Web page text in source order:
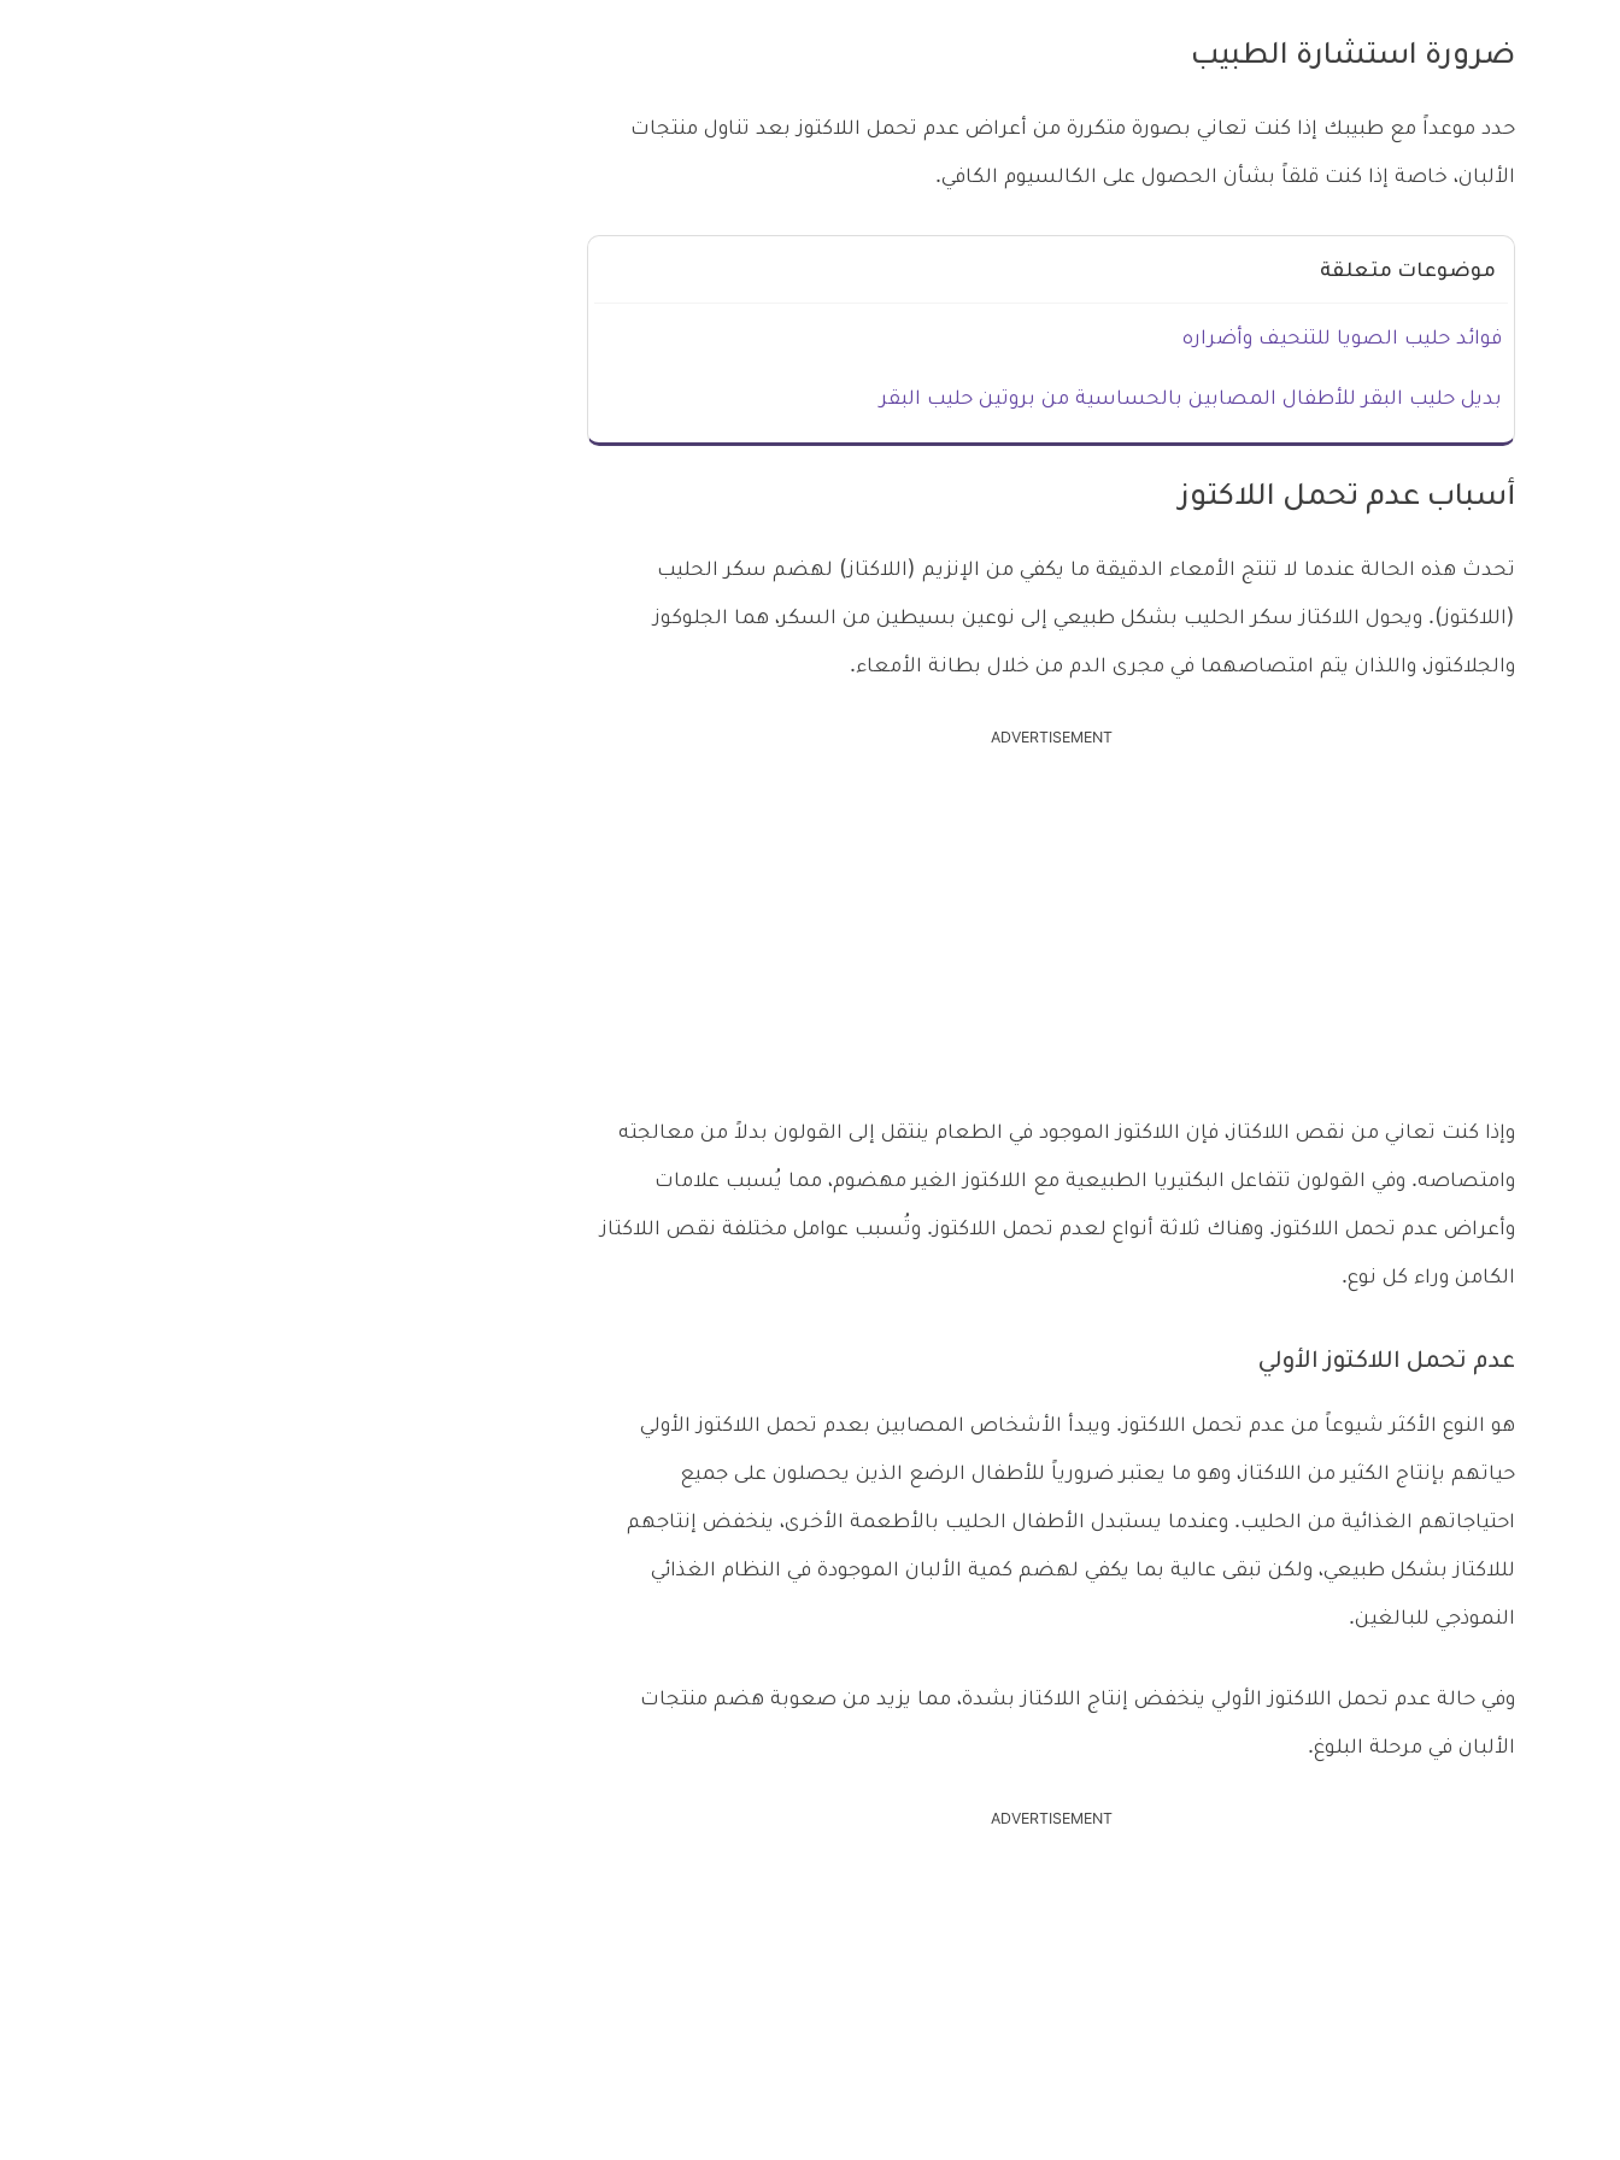
ضرورة استشارة الطبيب
حدد موعداً مع طبيبك إذا كنت تعاني بصورة متكررة من أعراض عدم تحمل اللاكتوز بعد تناول منتجات
الألبان، خاصة إذا كنت قلقاً بشأن الحصول على الكالسيوم الكافي.
موضوعات متعلقة
فوائد حليب الصويا للتنحيف وأضراره
بديل حليب البقر للأطفال المصابين بالحساسية من بروتين حليب البقر
أسباب عدم تحمل اللاكتوز
تحدث هذه الحالة عندما لا تنتج الأمعاء الدقيقة ما يكفي من الإنزيم (اللاكتاز) لهضم سكر الحليب
(اللاكتوز). ويحول اللاكتاز سكر الحليب بشكل طبيعي إلى نوعين بسيطين من السكر، هما الجلوكوز
والجلاكتوز، واللذان يتم امتصاصهما في مجرى الدم من خلال بطانة الأمعاء.
ADVERTISEMENT
وإذا كنت تعاني من نقص اللاكتاز، فإن اللاكتوز الموجود في الطعام ينتقل إلى القولون بدلاً من معالجته
وامتصاصه. وفي القولون تتفاعل البكتيريا الطبيعية مع اللاكتوز الغير مهضوم، مما يُسبب علامات
وأعراض عدم تحمل اللاكتوز. وهناك ثلاثة أنواع لعدم تحمل اللاكتوز. وتُسبب عوامل مختلفة نقص اللاكتاز
الكامن وراء كل نوع.
عدم تحمل اللاكتوز الأولي
هو النوع الأكثر شيوعاً من عدم تحمل اللاكتوز. ويبدأ الأشخاص المصابين بعدم تحمل اللاكتوز الأولي
حياتهم بإنتاج الكثير من اللاكتاز، وهو ما يعتبر ضرورياً للأطفال الرضع الذين يحصلون على جميع
احتياجاتهم الغذائية من الحليب. وعندما يستبدل الأطفال الحليب بالأطعمة الأخرى، ينخفض إنتاجهم
لللاكتاز بشكل طبيعي، ولكن تبقى عالية بما يكفي لهضم كمية الألبان الموجودة في النظام الغذائي
النموذجي للبالغين.
وفي حالة عدم تحمل اللاكتوز الأولي ينخفض إنتاج اللاكتاز بشدة، مما يزيد من صعوبة هضم منتجات
الألبان في مرحلة البلوغ.
ADVERTISEMENT